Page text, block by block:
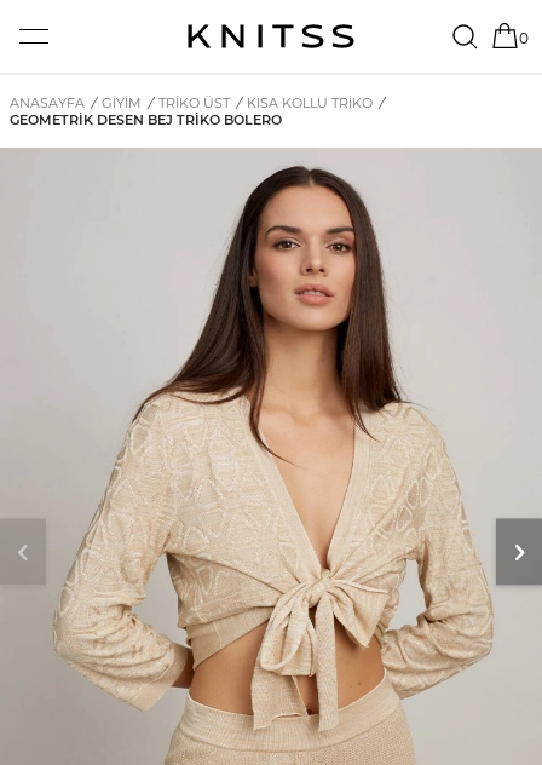
0
ANASAYFA / GİYİM / TRIKO ÜST / KISA KOLLU TRIKO /
GEOMETRIK DESEN BEJ TRIKO BOLERO